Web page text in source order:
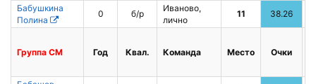
Бабушкина
Полина
0 б/р
Иваново,
лично
11 38.26
Группа CМ Год Квал. Команда Место Очки